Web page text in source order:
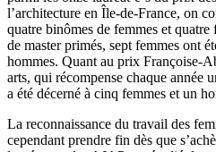
l’architecture en Île-de-France, on
quatre binômes de femmes et
de master primés, sept femmes ont
hommes. Quant au prix Françoise-
arts, qui récompense chaque année
a été décerné à cinq femmes et un
La reconnaissance du travail des
cependant prendre fin dès que